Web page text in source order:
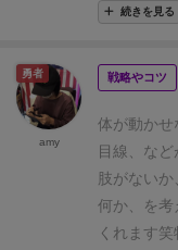
最後は、
善するため
トークンと
いというル
いました。
やしてほ
で3回遊ん
で勝敗を
一時的に
ば満足か
には向いて
する良いゲ
続きを見る
戦略やコツ
体が動かせ
目線、など
肢がない
何か、を
くれます笑
勇者
amy